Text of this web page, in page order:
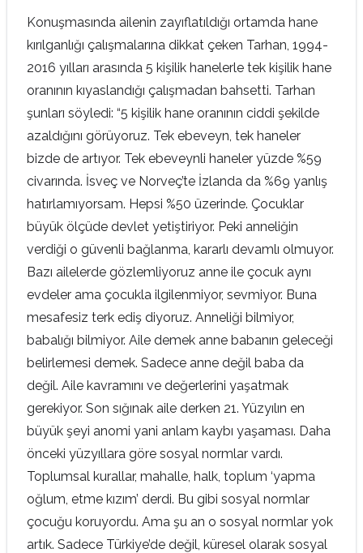
Konuşmasında ailenin zayıflatıldığı ortamda hane
kırılganlığı çalışmalarına dikkat çeken Tarhan, 1994-
2016 yılları arasında 5 kişilik hanelerle tek kişilik hane
oranının kıyaslandığı çalışmadan bahsetti. Tarhan
şunları söyledi: “5 kişilik hane oranının ciddi şekilde
azaldığını görüyoruz. Tek ebeveyn, tek haneler
bizde de artıyor. Tek ebeveynli haneler yüzde %59
civarında. İsveç ve Norveç’te İzlanda da %69 yanlış
hatırlamıyorsam. Hepsi %50 üzerinde. Çocuklar
büyük ölçüde devlet yetiştiriyor. Peki anneliğin
verdiği o güvenli bağlanma, kararlı devamlı olmuyor.
Bazı ailelerde gözlemliyoruz anne ile çocuk aynı
evdeler ama çocukla ilgilenmiyor, sevmiyor. Buna
mesafesiz terk ediş diyoruz. Anneliği bilmiyor,
babalığı bilmiyor. Aile demek anne babanın geleceği
belirlemesi demek. Sadece anne değil baba da
değil. Aile kavramını ve değerlerini yaşatmak
gerekiyor. Son sığınak aile derken 21. Yüzyılın en
büyük şeyi anomi yani anlam kaybı yaşaması. Daha
önceki yüzyıllara göre sosyal normlar vardı.
Toplumsal kurallar, mahalle, halk, toplum ‘yapma
oğlum, etme kızım’ derdi. Bu gibi sosyal normlar
çocuğu koruyordu. Ama şu an o sosyal normlar yok
artık. Sadece Türkiye’de değil, küresel olarak sosyal